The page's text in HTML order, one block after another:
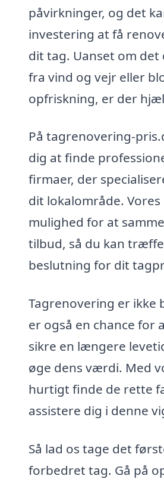
påvirkninger, og det
investering at få
dit tag. Uanset om
fra vind og vejr eller
opfriskning, er der
På tagrenovering-
dig at finde
firmaer, der
dit lokalområde.
mulighed for at
tilbud, så du kan
beslutning for dit
Tagrenovering er
er også en chance for
sikre en længere
øge dens værdi. Med
hurtigt finde de rette
assistere dig i denne
Så lad os tage det
forbedret tag. Gå på